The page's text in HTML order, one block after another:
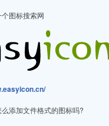
图标搜索网
添加文件格式的图标吗?